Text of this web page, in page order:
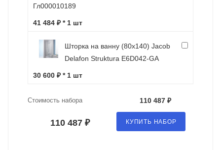
Гл000010189
41 484 ₽ * 1 шт
Шторка на ванну (80х140) Jacob
Delafon Struktura E6D042-GA
30 600 ₽ * 1 шт
Стоимость набора 110 487 ₽
110 487 ₽ КУПИТЬ НАБОР